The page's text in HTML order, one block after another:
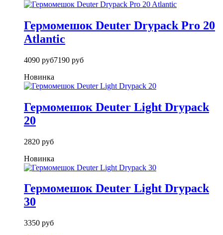
Гермомешок Deuter Drypack Pro 20
Atlantic
4090 руб7190 руб
Новинка
Гермомешок Deuter Light Drypack
20
2820 руб
Новинка
Гермомешок Deuter Light Drypack
30
3350 руб